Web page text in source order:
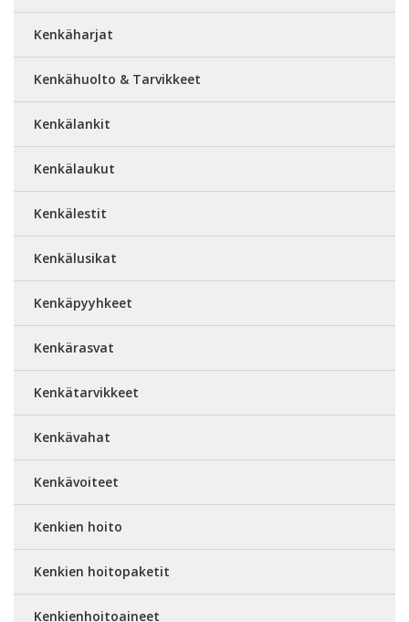
Kenkäharjat
Kenkähuolto & Tarvikkeet
Kenkälankit
Kenkälaukut
Kenkälestit
Kenkälusikat
Kenkäpyyhkeet
Kenkärasvat
Kenkätarvikkeet
Kenkävahat
Kenkävoiteet
Kenkien hoito
Kenkien hoitopaketit
Kenkienhoitoaineet